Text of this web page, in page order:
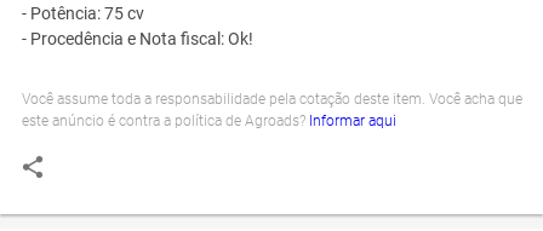
- Potência: 75 cv
- Procedência e Nota fiscal: Ok!
Você assume toda a responsabilidade pela cotação deste item. Você acha que
este anúncio é contra a política de Agroads? Informar aqui